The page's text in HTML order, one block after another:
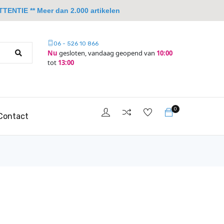
06 - 526 10 866
Nu gesloten, vandaag geopend van 10:00
tot 13:00
0
** Meer dan 2.000 artikelen